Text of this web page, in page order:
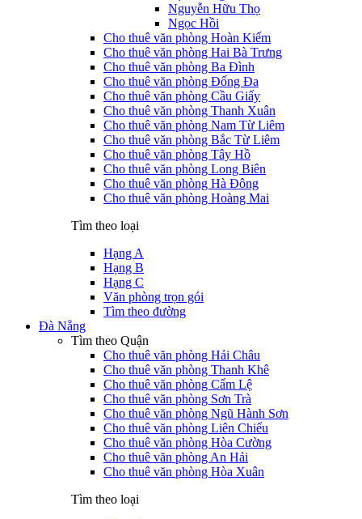
Nguyễn Hữu Thọ
Ngọc Hồi
Cho thuê văn phòng Hoàn Kiếm
Cho thuê văn phòng Hai Bà Trưng
Cho thuê văn phòng Ba Đình
Cho thuê văn phòng Đống Đa
Cho thuê văn phòng Cầu Giấy
Cho thuê văn phòng Thanh Xuân
Cho thuê văn phòng Nam Từ Liêm
Cho thuê văn phòng Bắc Từ Liêm
Cho thuê văn phòng Tây Hồ
Cho thuê văn phòng Long Biên
Cho thuê văn phòng Hà Đông
Cho thuê văn phòng Hoàng Mai
Tìm theo loại
Hạng A
Hạng B
Hạng C
Văn phòng trọn gói
Tìm theo đường
Đà Nẵng
Tìm theo Quận
Cho thuê văn phòng Hải Châu
Cho thuê văn phòng Thanh Khê
Cho thuê văn phòng Cẩm Lệ
Cho thuê văn phòng Sơn Trà
Cho thuê văn phòng Ngũ Hành Sơn
Cho thuê văn phòng Liên Chiểu
Cho thuê văn phòng Hòa Cường
Cho thuê văn phòng An Hải
Cho thuê văn phòng Hòa Xuân
Tìm theo loại